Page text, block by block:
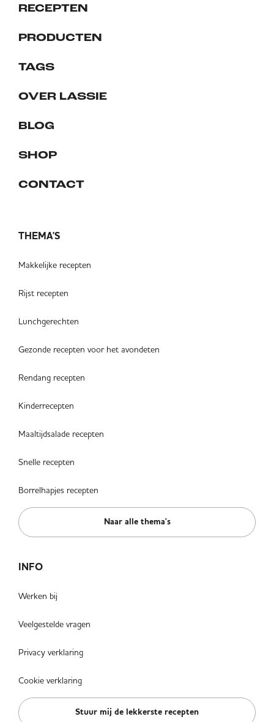
RECEPTEN
PRODUCTEN
TAGS
OVER LASSIE
BLOG
SHOP
CONTACT
THEMA'S
Makkelijke recepten
Rijst recepten
Lunchgerechten
Gezonde recepten voor het avondeten
Rendang recepten
Kinderrecepten
Maaltijdsalade recepten
Snelle recepten
Borrelhapjes recepten
Naar alle thema's
INFO
Werken bij
Veelgestelde vragen
Privacy verklaring
Cookie verklaring
Stuur mij de lekkerste recepten